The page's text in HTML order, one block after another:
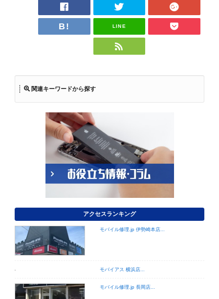
LINE
関連キーワードから探す
アクセスランキング
モバイル修理.jp 伊勢崎本店...
モバイアス 横浜店...
モバイル修理.jp 長岡店...